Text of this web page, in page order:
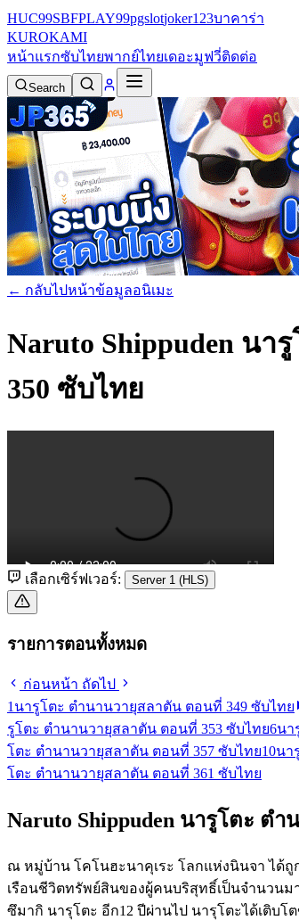
HUC99SBFPLAY99pgslotjoker123บาคาร่า
KUROKAMI
หน้าแรกซับไทยพากย์ไทยเดอะมูฟวี่ติดต่อ
Search
← กลับไปหน้าข้อมูลอนิเมะ
Naruto Shippuden น
350 ซับไทย
เลือกเซิร์ฟเวอร์: Server 1 (HLS)
รายการตอนทั้งหมด
ก่อนหน้า ถัดไป
1 นารูโตะ ตำนานวายุสลาตัน ตอนที่ 349 ซับไทย
รูโตะ ตำนานวายุสลาตัน ตอนที่ 353 ซับไทย6นา
โตะ ตำนานวายุสลาตัน ตอนที่ 357 ซับไทย10นา
โตะ ตำนานวายุสลาตัน ตอนที่ 361 ซับไทย
Naruto Shippuden นารูโตะ ต
ณ หมู่บ้าน โคโนฮะนาคุเระ โลกแห่งนินจา ได้ถู
เรือนชีวิตทรัพย์สินของผู้คนบริสุทธิ์เป็นจำนวนม
ซึมากิ นารุโตะ อีก12 ปีผ่านไป นารุโตะได้เติบ